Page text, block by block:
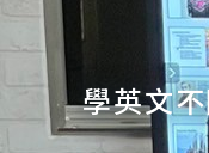
學英文